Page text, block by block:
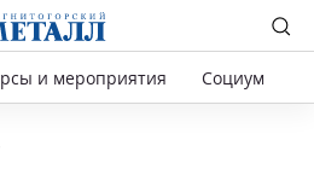
и мероприятия Социум